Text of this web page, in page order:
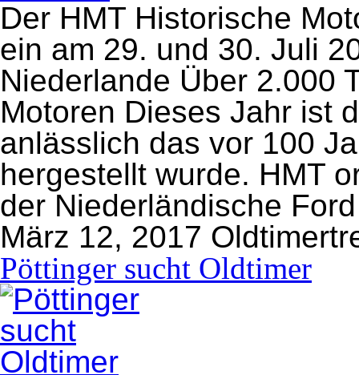
Der HMT Historische
ein am 29. und 30. Juli
Niederlande Über 2.000
Motoren Dieses Jahr ist
anlässlich das vor 100
hergestellt wurde. HMT
der Niederländische
März 12, 2017
Pöttinger sucht Oldtimer